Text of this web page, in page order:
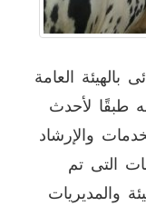
بالهيئة العامة
طبقًا لأحدث
والإرشاد
التى تم
والمديريات